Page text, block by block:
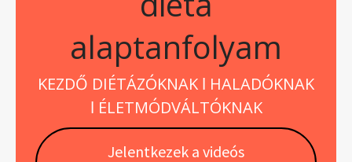
alaptanfolyam
KEZDŐ DIÉTÁZÓKNAK ǀ HALADÓKNAK
ǀ ÉLETMÓDVÁLTÓKNAK
Jelentkezek a videós